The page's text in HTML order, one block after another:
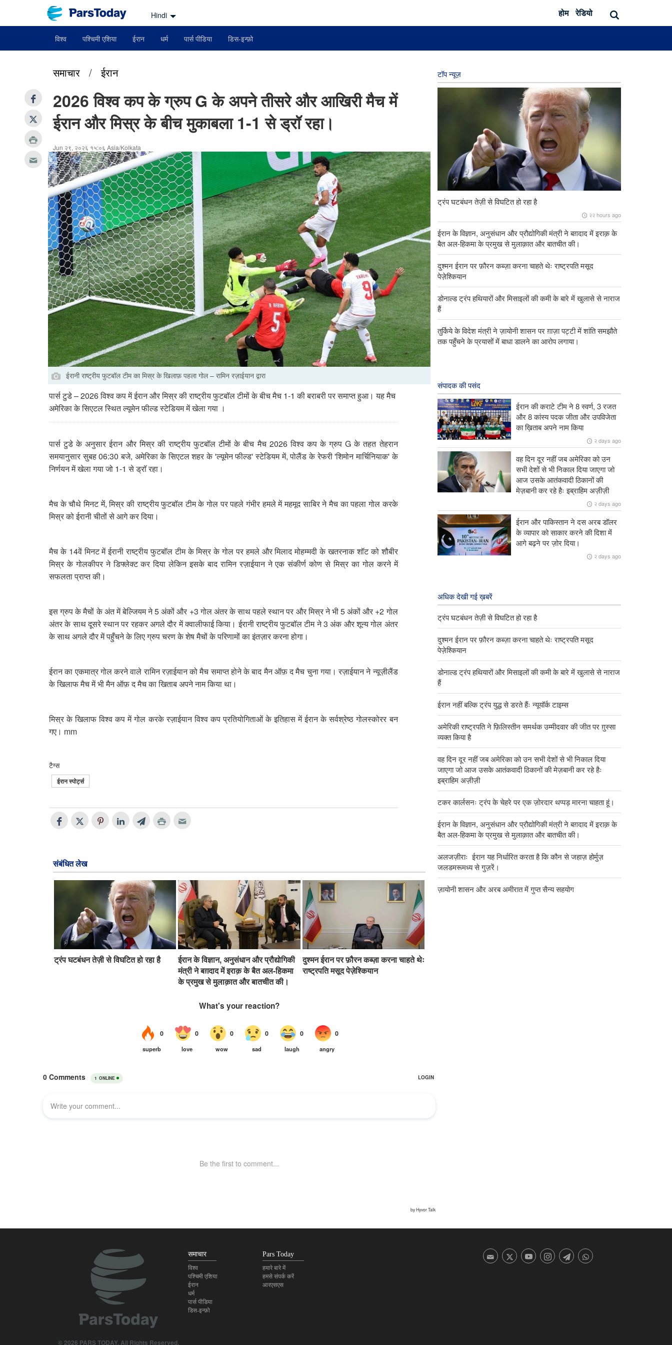
Hindi होम रेडियो
विश्व पश्चिमी एशिया ईरान धर्म पार्स पीडिया डिस-इन्फ़ो
समाचार / ईरान
2026 विश्व कप के ग्रुप G के अपने तीसरे और आखिरी मैच में
ईरान और मिस्र के बीच मुकाबला 1-1 से ड्रॉ रहा।
Jun २९, २०२६ १५:०६ Asia/Kolkata
ईरानी राष्ट्रीय फुटबॉल टीम का मिस्र के खिलाफ़ पहला गोल – रामिन रज़ाईयान द्वारा
पार्स टुडे – 2026 विश्व कप में ईरान और मिस्र की राष्ट्रीय फुटबॉल टीमों के बीच मैच 1-1 की बराबरी पर समाप्त हुआ। यह मैच
अमेरिका के सिएटल स्थित ल्यूमेन फील्ड स्टेडियम में खेला गया ।
पार्स टुडे के अनुसार ईरान और मिस्र की राष्ट्रीय फुटबॉल टीमों के बीच मैच 2026 विश्व कप के ग्रुप G के तहत तेहरान
समयानुसार सुबह 06:30 बजे, अमेरिका के सिएटल शहर के 'ल्यूमेन फील्ड' स्टेडियम में, पोलैंड के रेफरी 'शिमोन मार्चिनियाक' के
निर्णयन में खेला गया जो 1-1 से ड्रॉ रहा।
मैच के चौथे मिनट में, मिस्र की राष्ट्रीय फुटबॉल टीम के गोल पर पहले गंभीर हमले में महमूद साबिर ने मैच का पहला गोल करके
मिस्र को ईरानी चीतों से आगे कर दिया।
मैच के 14वें मिनट में ईरानी राष्ट्रीय फुटबॉल टीम के मिस्र के गोल पर हमले और मिलाद मोहम्मदी के खतरनाक शॉट को शौबीर
मिस्र के गोलकीपर ने डिफ्लेक्ट कर दिया लेकिन इसके बाद रामिन रज़ाईयान ने एक संकीर्ण कोण से मिस्र का गोल करने में
सफलता प्राप्त की।
इस ग्रुप के मैचों के अंत में बेल्जियम ने 5 अंकों और +3 गोल अंतर के साथ पहले स्थान पर और मिस्र ने भी 5 अंकों और +2 गोल
अंतर के साथ दूसरे स्थान पर रहकर अगले दौर में क्वालीफाई किया। ईरानी राष्ट्रीय फुटबॉल टीम ने 3 अंक और शून्य गोल अंतर
के साथ अगले दौर में पहुँचने के लिए ग्रुप चरण के शेष मैचों के परिणामों का इंतज़ार करना होगा।
ईरान का एकमात्र गोल करने वाले रामिन रज़ाईयान को मैच समाप्त होने के बाद मैन ऑफ़ द मैच चुना गया। रज़ाईयान ने न्यूज़ीलैंड
के खिलाफ मैच में भी मैन ऑफ़ द मैच का खिताब अपने नाम किया था।
मिस्र के खिलाफ विश्व कप में गोल करके रज़ाईयान विश्व कप प्रतियोगिताओं के इतिहास में ईरान के सर्वश्रेष्ठ गोलस्कोरर बन
गए। mm
टैग्स
ईरान स्पोर्ट्स
संबंधित लेख
ट्रंप घटबंधन तेज़ी से विघटित हो रहा है
ईरान के विज्ञान, अनुसंधान और प्रौद्योगिकी
मंत्री ने बग़दाद में इराक़ के बैत अल-हिकमा
के प्रमुख से मुलाक़ात और बातचीत की।
दुश्मन ईरान पर फ़ौरन कब्ज़ा करना चाहते थेः
राष्ट्रपति मसूद पेज़ेश्कियान
टॉप न्यूज़
ट्रंप घटबंधन तेज़ी से विघटित हो रहा है
२२ hours ago
ईरान के विज्ञान, अनुसंधान और प्रौद्योगिकी मंत्री ने बग़दाद में इराक़ के
बैत अल-हिकमा के प्रमुख से मुलाक़ात और बातचीत की।
दुश्मन ईरान पर फ़ौरन कब्ज़ा करना चाहते थेः राष्ट्रपति मसूद
पेज़ेश्कियान
डोनाल्ड ट्रंप हथियारों और मिसाइलों की कमी के बारे में खुलासे से नाराज
हैं
तुर्किये के विदेश मंत्री ने ज़ायोनी शासन पर ग़ाज़ा पट्टी में शांति समझौते
तक पहुँचने के प्रयासों में बाधा डालने का आरोप लगाया।
संपादक की पसंद
ईरान की कराटे टीम ने 8 स्वर्ण, 3 रजत
और 8 कांस्य पदक जीता और उपविजेता
का ख़िताब अपने नाम किया
२ days ago
वह दिन दूर नहीं जब अमेरिका को उन
सभी देशों से भी निकाल दिया जाएगा जो
आज उसके आतंकवादी ठिकानों की
मेज़बानी कर रहे हैः इब्राहिम अज़ीज़ी
२ days ago
ईरान और पाकिस्तान ने दस अरब डॉलर
के व्यापार को साकार करने की दिशा में
आगे बढ़ने पर ज़ोर दिया।
२ days ago
अधिक देखी गई ख़बरें
ट्रंप घटबंधन तेज़ी से विघटित हो रहा है
दुश्मन ईरान पर फ़ौरन कब्ज़ा करना चाहते थेः राष्ट्रपति मसूद
पेज़ेश्कियान
डोनाल्ड ट्रंप हथियारों और मिसाइलों की कमी के बारे में खुलासे से नाराज
हैं
ईरान नहीं बल्कि ट्रंप युद्ध से डरते हैंः न्यूयॉर्क टाइम्स
अमेरिकी राष्ट्रपति ने फ़िलिस्तीन समर्थक उम्मीदवार की जीत पर ग़ुस्सा
व्यक्त किया है
वह दिन दूर नहीं जब अमेरिका को उन सभी देशों से भी निकाल दिया
जाएगा जो आज उसके आतंकवादी ठिकानों की मेज़बानी कर रहे हैः
इब्राहिम अज़ीज़ी
टकर कार्लसनः ट्रंप के चेहरे पर एक ज़ोरदार थप्पड़ मारना चाहता हूं।
ईरान के विज्ञान, अनुसंधान और प्रौद्योगिकी मंत्री ने बग़दाद में इराक़ के
बैत अल-हिकमा के प्रमुख से मुलाक़ात और बातचीत की।
अलजज़ीराः ईरान यह निर्धारित करता है कि कौन से जहाज़ होर्मुज़
जलडमरूमध्य से गुज़रें।
ज़ायोनी शासन और अरब अमीरात में गुप्त सैन्य सहयोग
© 2026 PARS TODAY. All Rights Reserved.
समाचार
विश्व
पश्चिमी एशिया
ईरान
धर्म
पार्स पीडिया
डिस-इन्फ़ो
Pars Today
हमारे बारे में
हमसे संपर्क करें
आरएसएस